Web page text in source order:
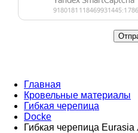
Главная
Кровельные материалы
Гибкая черепица
Docke
Гибкая черепица Eurasia